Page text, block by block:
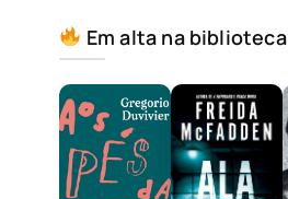
Em alta na biblioteca